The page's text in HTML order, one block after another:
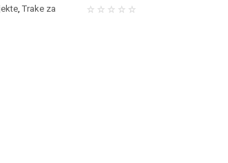
,Trake za